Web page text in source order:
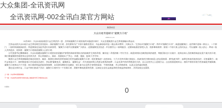
大众集团-全讯资讯网
全讯资讯网-002全讯白菜官方网站
集团动态
大众出租专题研讨“凝聚力工程”
2003-11-24
11月20日，大众出租各基层工会主席济济一堂，共同就凝聚力工程的相关问题进行研讨。大众交通集团工会主席袁丽敏出席会议。
主持会议的大众出租工会主席谷根生首先提出，搞好凝聚力工程，首先要有为广大职工服务的意识。与会者纷纷对这一观点表示赞同，大家认为，“之所以叫“凝聚力工程”，而不叫“凝聚力工作”，就是提醒我们，这件事不是靠一部分人、一个部
门、一段时间就能搞好的，而是要落在实处并进行长效管理。”凝聚力工程不仅要凝聚广大群众，还要凝聚党员先进；不仅要关心一线驾驶员，还要体贴基层管理人员。很多事例表明，发现一个职工身上的闪光点，可以凝聚一批人的心，带动一批
人共同进步。说到底，凝聚力工程就是凝聚人心的工程。
公司党委书记董继缘说，大众出租建设凝聚力工程的目的是解决“管理的高标准和队伍的低素质”之间的矛盾。解决这一矛盾的唯一可行方法，就是加快队伍素质提高的速度。驾驶员队伍十分庞大，提高全体人员的素质就必定是个庞大的工程。
我们要凝聚那些愿意和企业同舟共济、同心同德的人。因此，党委提出了“关心、沟通、激励、提高”八字方针。
集团工会主席袁丽敏最后做总结发言。她说，集团在1994年的时候就已经开始建设凝聚力工程，现在要做进一步的深化。十六大召开后我们党提出，执政党的主要目标是人的全面发展，要“执政为民”。如果没有老百姓的信任，没有凝聚力，就
不会有战斗力，新时期各项工作也就无法进行。所以要“凝聚党员、凝聚群众、凝聚社会”。作为党组织和人民群众联系的纽带，工会在其中的作用将是巨大的。全心全意关心人是着力点；企业发展是根本点；领导干部的非权力性权威是关键因素。
凝聚力工程来自六个方面：职工物质利益的提高和保障、全讯资讯网的文化建设、职工参与企业民主管理的渠道、干部的形象、关心特殊群体、以及企业的诚信制度。
通过这次研讨会，工会干部们形成了共识：凝聚力工程作为一个长期工程，需要不断地发展和完善，以保证企业社会效益和经济效益持续增长，共同实现企业愿景。
上一篇：大众青年喜获新闻奖
下一篇：大众租车总经理方仲持当选上海租赁汽车工作委员会主任
分享到： 0